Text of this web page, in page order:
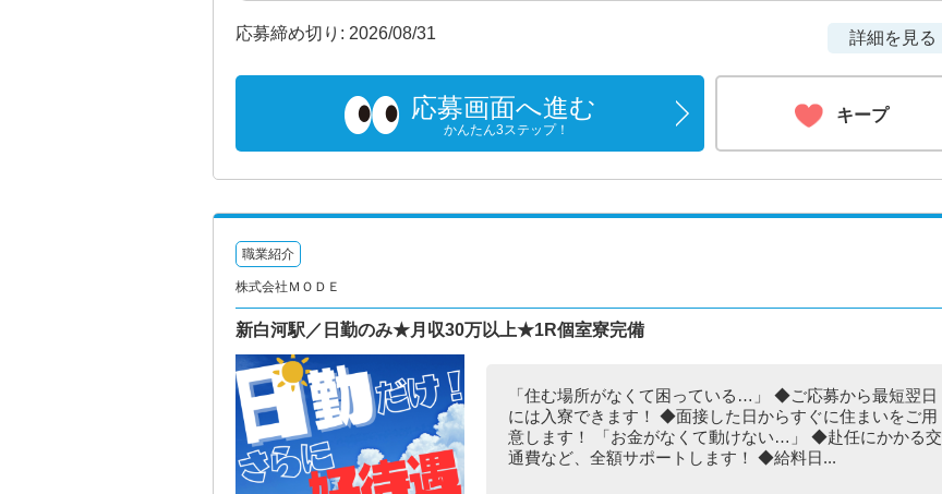
応募締め切り: 2026/08/31 詳細を見る
応募画面へ進む
かんたん3ステップ！
キープ
職業紹介
株式会社ＭＯＤＥ
新白河駅／日勤のみ★月収30万以上★1R個室寮完備
「住む場所がなくて困っている…」 ◆ご応募から最短翌日
には入寮できます！ ◆面接した日からすぐに住まいをご用
意します！ 「お金がなくて動けない…」 ◆赴任にかかる交
通費など、全額サポートします！ ◆給料日...